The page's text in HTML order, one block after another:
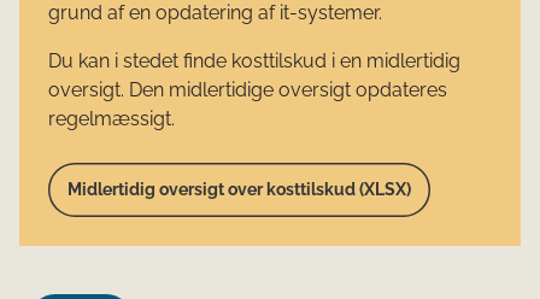
grund af en opdatering af it-systemer.
Du kan i stedet finde kosttilskud i en midlertidig
oversigt. Den midlertidige oversigt opdateres
regelmæssigt.
Midlertidig oversigt over kosttilskud (XLSX)